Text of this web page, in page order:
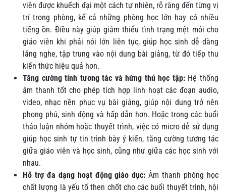
viên được khuếch đại một cách tự nhiên, rõ ràng đến từng vị
trí trong phòng, kể cả những phòng học lớn hay có nhiều
tiếng ồn. Điều này giúp giảm thiểu tình trạng mệt mỏi cho
giáo viên khi phải nói lớn liên tục, giúp học sinh dễ dàng
lắng nghe, tập trung vào nội dung bài giảng, từ đó tiếp thu
kiến thức hiệu quả hơn.
Tăng cường tính tương tác và hứng thú học tập:Hệ thống
âm thanh tốt cho phép tích hợp linh hoạt các đoạn audio,
video, nhạc nền phục vụ bài giảng, giúp nội dung trở nên
phong phú, sinh động và hấp dẫn hơn. Hoặc trong các buổi
thảo luận nhóm hoặc thuyết trình, việc có micro dễ sử dụng
giúp học sinh tự tin trình bày ý kiến, tăng cường tương tác
giữa giáo viên và học sinh, cũng như giữa các học sinh với
nhau.
Hỗ trợ đa dạng hoạt động giáo dục: Âm thanh phòng học
chất lượng là yếu tố then chốt cho các buổi thuyết trình, hội